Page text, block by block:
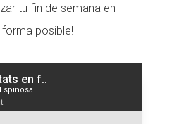
tu fin de semana en
posible!